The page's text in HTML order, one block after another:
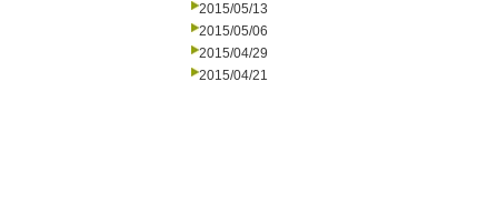
2015/05/13
2015/05/06
2015/04/29
2015/04/21